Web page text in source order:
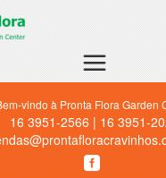
vindo à Pronta Flora Garden
16 3951-2566 | 16 3951-